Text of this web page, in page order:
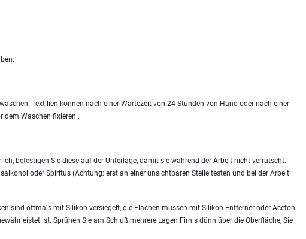
Textilien können nach einer Wartezeit von 24 Stunden von Hand oder nach einer
dem Waschen fixieren .
befestigen Sie diese auf der Unterlage, damit sie während der Arbeit nicht verrutscht.
oder Spiritus (Achtung: erst an einer unsichtbaren Stelle testen und bei der Arbeit
sind oftmals mit Silikon versiegelt, die Flächen müssen mit Silikon-Entferner oder Aceton
ist. Sprühen Sie am Schluß mehrere Lagen Firnis dünn über die Oberfläche, Sie